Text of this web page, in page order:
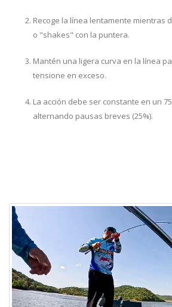
Recoge la línea lentamente mientras
o "shakes" con la puntera.
Mantén una ligera curva en la línea
tensione en exceso.
La acción debe ser constante en un
alternando pausas breves (25%).